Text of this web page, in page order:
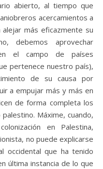
abierto, al tiempo que
acercamientos a
más eficazmente su
debemos aprovechar
el campo de países
pertenece nuestro país),
de su causa por
a empujar más y más en
de forma completa los
Máxime, cuando,
en Palestina,
no puede explicarse
occidental que ha tenido
última instancia de lo que